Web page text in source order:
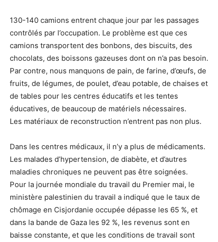
130-140 camions entrent chaque jour par les passages
contrôlés par l’occupation. Le problème est que ces
camions transportent des bonbons, des biscuits, des
chocolats, des boissons gazeuses dont on n’a pas besoin.
Par contre, nous manquons de pain, de farine, d’œufs, de
fruits, de légumes, de poulet, d’eau potable, de chaises et
de tables pour les centres éducatifs et les tentes
éducatives, de beaucoup de matériels nécessaires.
Les matériaux de reconstruction n’entrent pas non plus.
Dans les centres médicaux, il n’y a plus de médicaments.
Les malades d’hypertension, de diabète, et d’autres
maladies chroniques ne peuvent pas être soignées.
Pour la journée mondiale du travail du Premier mai, le
ministère palestinien du travail a indiqué que le taux de
chômage en Cisjordanie occupée dépasse les 65 %, et
dans la bande de Gaza les 92 %, les revenus sont en
baisse constante, et que les conditions de travail sont